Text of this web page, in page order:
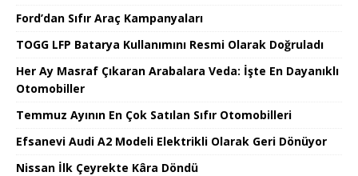
Ford’dan Sıfır Araç Kampanyaları
TOGG LFP Batarya Kullanımını Resmi Olarak Doğruladı
Her Ay Masraf Çıkaran Arabalara Veda: İşte En Dayanıklı
Otomobiller
Temmuz Ayının En Çok Satılan Sıfır Otomobilleri
Efsanevi Audi A2 Modeli Elektrikli Olarak Geri Dönüyor
Nissan İlk Çeyrekte Kâra Döndü